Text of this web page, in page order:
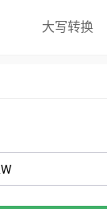
大写转换